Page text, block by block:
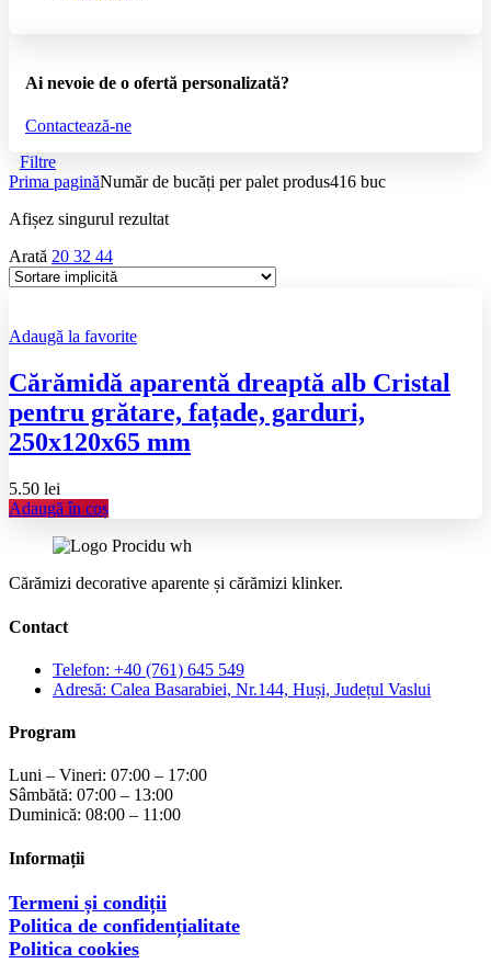
Ai nevoie de o ofertă personalizată?
Contactează-ne
Filtre
Prima paginăNumăr de bucăți per palet produs416 buc
Afișez singurul rezultat
Arată 20 32 44
Adaugă la favorite
Cărămidă aparentă dreaptă alb Cristal
pentru grătare, fațade, garduri,
250x120x65 mm
5.50 lei
Adaugă în coș
Cărămizi decorative aparente și cărămizi klinker.
Contact
Telefon: +40 (761) 645 549
Adresă: Calea Basarabiei, Nr.144, Huși, Județul Vaslui
Program
Luni – Vineri: 07:00 – 17:00
Sâmbătă: 07:00 – 13:00
Duminică: 08:00 – 11:00
Informații
Termeni și condiții
Politica de confidențialitate
Politica cookies